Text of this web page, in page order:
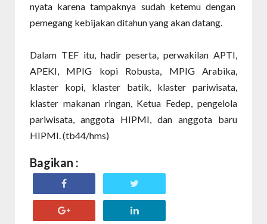
nyata karena tampaknya sudah ketemu dengan
pemegang kebijakan ditahun yang akan datang.
Dalam TEF itu, hadir peserta, perwakilan APTI,
APEKI, MPIG kopi Robusta, MPIG Arabika,
klaster kopi, klaster batik, klaster pariwisata,
klaster makanan ringan, Ketua Fedep, pengelola
pariwisata, anggota HIPMI, dan anggota baru
HIPMI. (tb44/hms)
Bagikan :